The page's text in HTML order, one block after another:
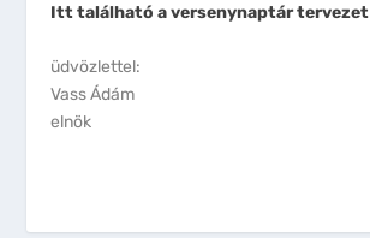
Itt található a versenynaptár tervezet
üdvözlettel:
Vass Ádám
elnök